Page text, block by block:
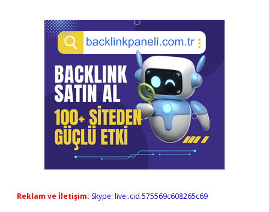
Reklam ve İletişim: Skype: live:.cid.575569c608265c69